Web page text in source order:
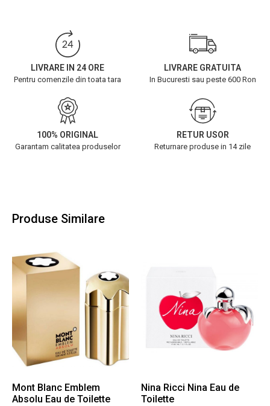
LIVRARE IN 24 ORE
Pentru comenzile din toata tara
LIVRARE GRATUITA
In Bucuresti sau peste 600 Ron
100% ORIGINAL
Garantam calitatea produselor
RETUR USOR
Returnare produse in 14 zile
Produse Similare
Mont Blanc Emblem
Absolu Eau de Toilette
Nina Ricci Nina Eau de
Toilette